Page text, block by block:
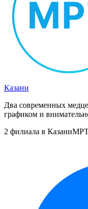
Казани
Два современных
графиком и
2 филиала в Казани